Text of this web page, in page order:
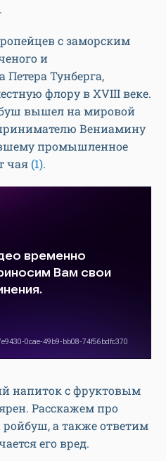
с заморским
и
Петера Тунберга,
флору в XVIII веке.
вышел на мировой
Вениамину
промышленное
чая (1).
напиток с фруктовым
Расскажем про
а также ответим
его вред.